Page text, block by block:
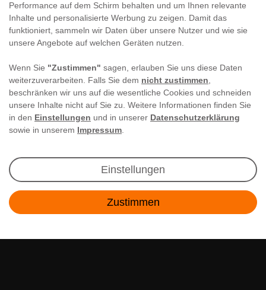
Performance auf dem Schirm behalten und um Ihnen relevante
Inhalte und personalisierte Werbung zu zeigen. Damit das
funktioniert, sammeln wir Daten über unsere Nutzer und wie sie
unsere Angebote auf welchen Geräten nutzen.
Wenn Sie "Zustimmen" sagen, erlauben Sie uns diese Daten
weiterzuverarbeiten. Falls Sie dem nicht zustimmen
beschränken wir uns auf die wesentliche Cookies und schneiden
unsere Inhalte nicht auf Sie zu. Weitere Informationen finden Sie
in den Einstellungen und in unserer Datenschutzerklärung
sowie in unserem Impressum
Einstellungen
Zustimmen
Newsletter Anmeldung
Angebote & Rabatte per E-Mail erhalten - Geld
sparen war noch nie so einfach!